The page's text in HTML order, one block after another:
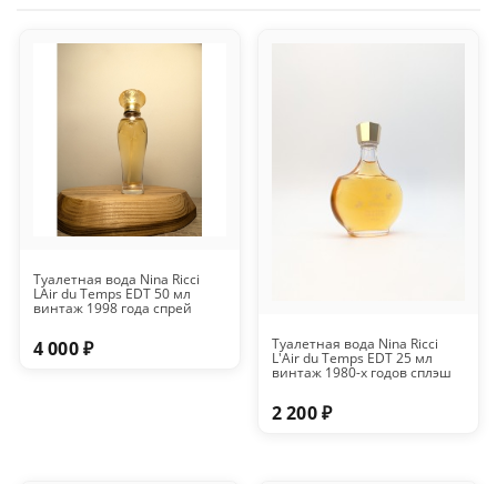
Туалетная вода Nina Ricci
LAir du Temps EDT 50 мл
винтаж 1998 года спрей
4 000 ₽ Туалетная вода Nina Ricci
L'Air du Temps EDT 25 мл
винтаж 1980-х годов сплэш
2 200 ₽